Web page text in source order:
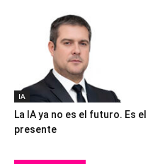
IA
La IA ya no es el futuro. Es el
presente